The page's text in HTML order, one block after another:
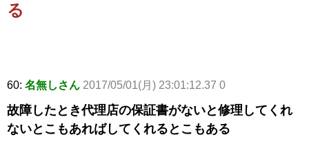
る
60: 名無しさん 2017/05/01(月) 23:01:12.37 0
故障したとき代理店の保証書がないと修理してくれ
ないとこもあればしてくれるとこもある